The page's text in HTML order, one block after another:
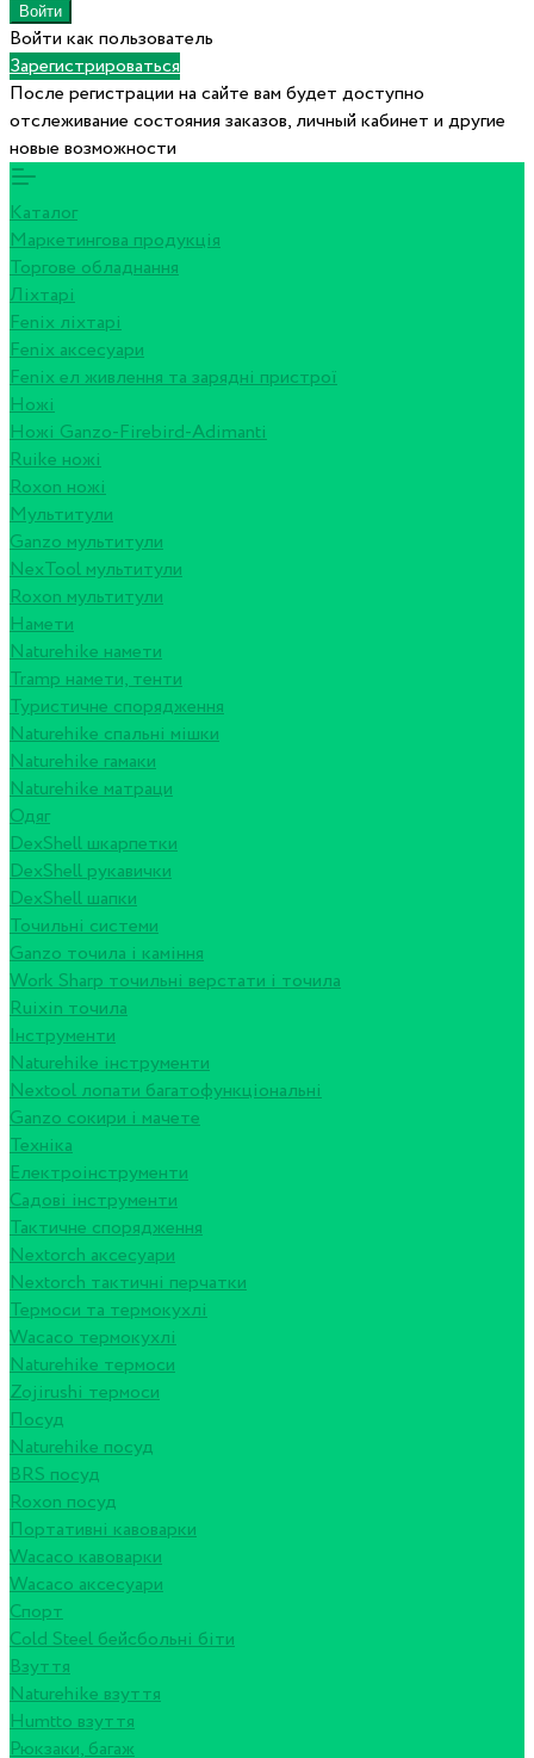
Войти как пользователь
Зарегистрироваться
После регистрации на сайте вам будет доступно
отслеживание состояния заказов, личный кабинет и другие
новые возможности
Каталог
Маркетингова продукція
Торгове обладнання
Ліхтарі
Fenix ліхтарі
Fenix аксесуари
Fenix ел живлення та зарядні пристрої
Ножі
Ножі Ganzo-Firebird-Adimanti
Ruike ножі
Roxon ножi
Мультитули
Ganzo мультитули
NexTool мультитули
Roxon мультитули
Намети
Naturehike намети
Tramp намети, тенти
Туристичне спорядження
Naturehike спальні мішки
Naturehike гамаки
Naturehike матраци
Одяг
DexShell шкарпетки
DexShell рукавички
DexShell шапки
Точильні системи
Ganzo точила і каміння
Work Sharp точильні верстати і точила
Ruixin точила
Інструменти
Naturehike інструменти
Nextool лопати багатофункціональні
Ganzo сокири і мачете
Техніка
Електроінструменти
Садові інструменти
Тактичне спорядження
Nextorch аксесуари
Nextorch тактичні перчатки
Термоси та термокухлі
Wacaco термокухлі
Naturehike термоси
Zojirushi термоси
Посуд
Naturehike посуд
BRS посуд
Roxon посуд
Портативні кавоварки
Wacaco кавоварки
Wacaco аксесуари
Спорт
Cold Steel бейсбольні біти
Взуття
Naturehike взуття
Humtto взуття
Рюкзаки, багаж